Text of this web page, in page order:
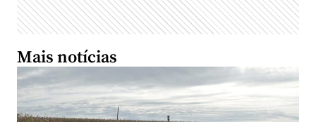
Mais notícias